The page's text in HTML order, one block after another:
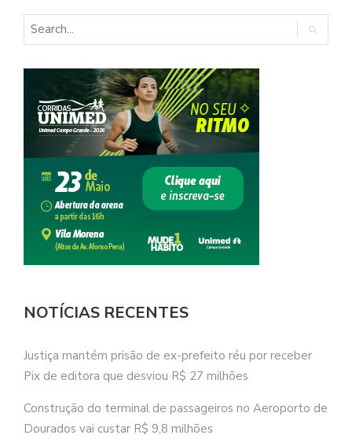
NOTÍCIAS RECENTES
Justiça mantém prisão de ex-prefeito réu por receber
Pix de editora que desviou R$ 27 milhões
Construção do terminal de passageiros no Aeroporto de
Dourados vai custar R$ 9,8 milhões